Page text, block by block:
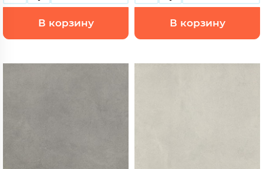
В корзину В корзину